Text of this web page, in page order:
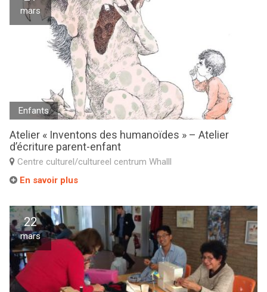
mars
Enfants
Atelier « Inventons des humanoïdes » – Atelier
d’écriture parent-enfant
Centre culturel/cultureel centrum Whalll
En savoir plus
22
mars